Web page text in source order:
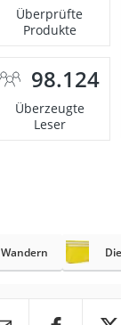
Überprüfte
Produkte
98.124
Überzeugte
Leser